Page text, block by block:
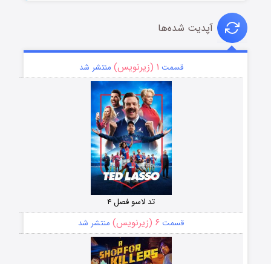
آپدیت شده‌ها
قسمت ۱ (زیرنویس) منتشر شد
تد لاسو فصل ۴
قسمت ۶ (زیرنویس) منتشر شد